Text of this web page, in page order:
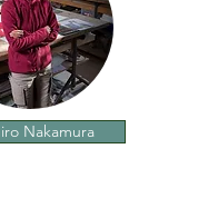
Nakamura